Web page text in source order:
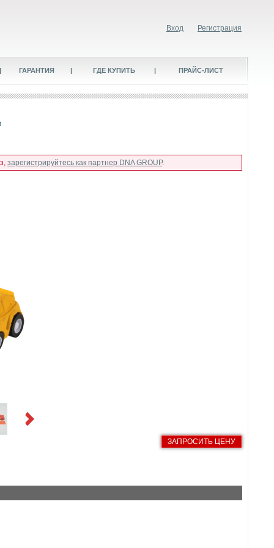
Вход Регистрация
| ГАРАНТИЯ | ГДЕ КУПИТЬ | ПРАЙС-ЛИСТ
зарегистрируйтесь как партнер DNA GROUP.
Next
ЗАПРОСИТЬ ЦЕНУ